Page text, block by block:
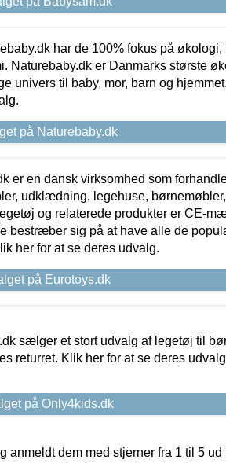
har de 100% fokus på
Naturebaby.dk er Danmarks største
univers til baby, mor, barn og
på Naturebaby.dk
er en dansk virksomhed som
udklædning, legehuse,
og relaterede produkter er CE-
bestræber sig på at have alle de
her for at se deres udvalg.
på Eurotoys.dk
sælger et stort udvalg af legetøj til
returret. Klik her for at se deres
på Only4kids.dk
dem med stjerner fra 1 til 5 ud